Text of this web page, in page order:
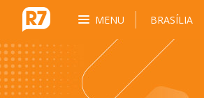
MENU BRASÍLIA